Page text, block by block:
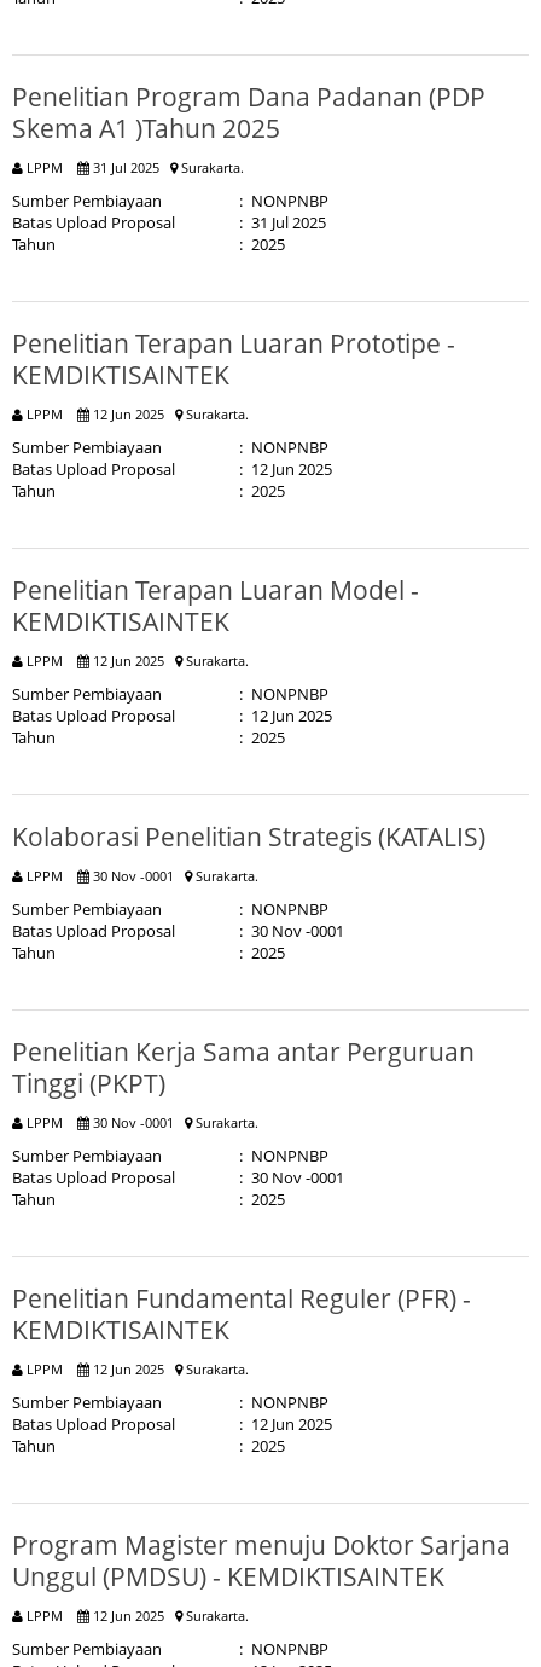
Penelitian Program Dana Padanan (PDP
Skema A1 )Tahun 2025
LPPM 31 Jul 2025 Surakarta.
Sumber Pembiayaan : NONPNBP
Batas Upload Proposal
: 31 Jul 2025
Tahun
: 2025
Penelitian Terapan Luaran Prototipe -
KEMDIKTISAINTEK
LPPM 12 Jun 2025 Surakarta.
Sumber Pembiayaan : NONPNBP
Batas Upload Proposal
: 12 Jun 2025
Tahun
: 2025
Penelitian Terapan Luaran Model -
KEMDIKTISAINTEK
LPPM 12 Jun 2025 Surakarta.
Sumber Pembiayaan : NONPNBP
Batas Upload Proposal
: 12 Jun 2025
Tahun
: 2025
Kolaborasi Penelitian Strategis (KATALIS)
LPPM 30 Nov -0001 Surakarta.
Sumber Pembiayaan : NONPNBP
Batas Upload Proposal
: 30 Nov -0001
Tahun
: 2025
Penelitian Kerja Sama antar Perguruan
Tinggi (PKPT)
LPPM 30 Nov -0001 Surakarta.
Sumber Pembiayaan : NONPNBP
Batas Upload Proposal
: 30 Nov -0001
Tahun
: 2025
Penelitian Fundamental Reguler (PFR) -
KEMDIKTISAINTEK
LPPM 12 Jun 2025 Surakarta.
Sumber Pembiayaan : NONPNBP
Batas Upload Proposal
: 12 Jun 2025
Tahun
: 2025
Program Magister menuju Doktor Sarjana
Unggul (PMDSU) - KEMDIKTISAINTEK
LPPM 12 Jun 2025 Surakarta.
Sumber Pembiayaan : NONPNBP